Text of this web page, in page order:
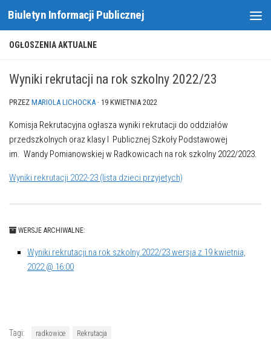
Skip to content
Biuletyn Informacji Publicznej
OGŁOSZENIA AKTUALNE
Wyniki rekrutacji na rok szkolny 2022/23
PRZEZ MARIOLA LICHOCKA · 19 KWIETNIA 2022
Komisja Rekrutacyjna ogłasza wyniki rekrutacji do oddziałów
przedszkolnych oraz klasy I Publicznej Szkoły Podstawowej
im. Wandy Pomianowskiej w Radkowicach na rok szkolny 2022/2023.
Wyniki rekrutacji 2022-23 (lista dzieci przyjetych)
WERSJE ARCHIWALNE:
Wyniki rekrutacji na rok szkolny 2022/23 wersja z 19 kwietnia,
2022 @ 16:00
Tagi: radkowice Rekrutacja